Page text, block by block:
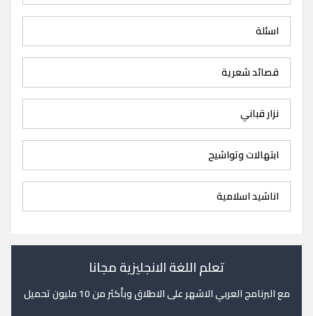
اسئلة
قصائد شعرية
نزار قباني
ابتهالات وتواشيح
اناشيد اسلامية
تعلم اللغة الانجليزية مجانا
مع البرنامج العربي الاشهر على الاطلاق وبأكثر من 10 مليون تحميل